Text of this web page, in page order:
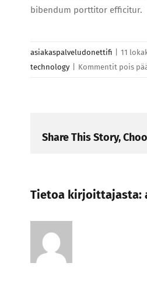
bibendum porttitor efficitur.
asiakaspalveludonettifi 11
technology
Kommentit pois
Share This Story,
Tietoa kirjoittajasta: